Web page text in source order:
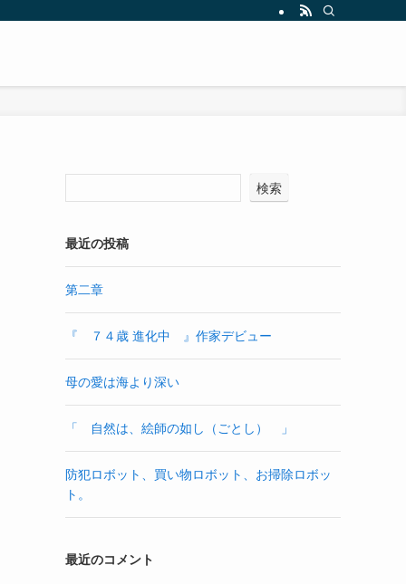
検索
最近の投稿
第二章
『 ７４歳 進化中 』作家デビュー
母の愛は海より深い
「 自然は、絵師の如し（ごとし） 」
防犯ロボット、買い物ロボット、お掃除ロボッ
ト。
最近のコメント